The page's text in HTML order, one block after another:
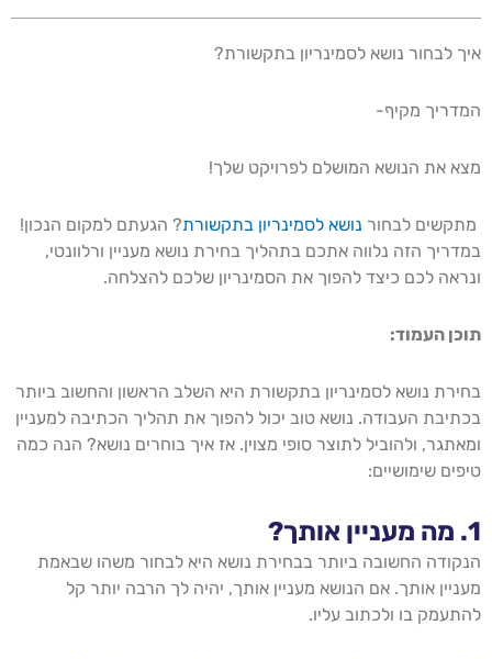
איך לבחור נושא לסמינריון בתקשורת?
המדריך מקיף-
מצא את הנושא המושלם לפרויקט שלך!
מתקשים לבחור נושא לסמינריון בתקשורת? הגעתם למקום הנכון!
במדריך הזה נלווה אתכם בתהליך בחירת נושא מעניין ורלוונטי,
ונראה לכם כיצד להפוך את הסמינריון שלכם להצלחה.
תוכן העמוד:
בחירת נושא לסמינריון בתקשורת היא השלב הראשון והחשוב ביותר
בכתיבת העבודה. נושא טוב יכול להפוך את תהליך הכתיבה למעניין
ומאתגר, ולהוביל לתוצר סופי מצוין. אז איך בוחרים נושא? הנה כמה
טיפים שימושיים:
1. מה מעניין אותך?
הנקודה החשובה ביותר בבחירת נושא היא לבחור משהו שבאמת
מעניין אותך. אם הנושא מעניין אותך, יהיה לך הרבה יותר קל
להתעמק בו ולכתוב עליו.